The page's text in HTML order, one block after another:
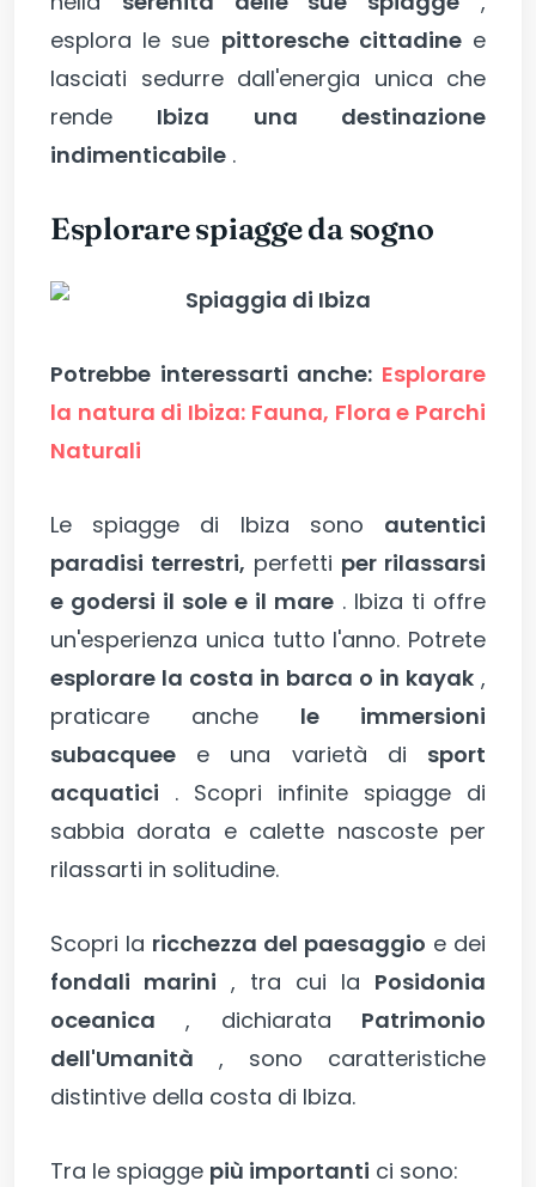
esplora le sue pittoresche cittadinee
lasciati sedurre dall'energia unica che
rende Ibiza una destinazione
indimenticabile .
Esplorare spiagge da sogno
Potrebbe interessarti anche: Esplorare
la natura di Ibiza: Fauna, Flora e Parchi
Naturali
Le spiagge di Ibiza sono autentici
paradisi terrestri, perfetti per rilassarsi
e godersi il sole e il mare . Ibiza ti offre
un'esperienza unica tutto l'anno. Potrete
esplorare la costa in barca o in kayak ,
praticare anche le immersioni
subacquee e una varietà di sport
acquatici . Scopri infinite spiagge di
sabbia dorata e calette nascoste per
rilassarti in solitudine.
Scopri la ricchezza del paesaggio e dei
fondali marini , tra cui la Posidonia
oceanica , dichiarata Patrimonio
dell'Umanità , sono caratteristiche
distintive della costa di Ibiza.
Tra le spiagge più importanti ci sono: